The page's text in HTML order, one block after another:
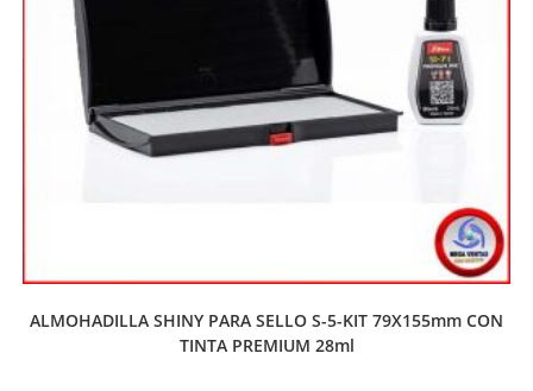
ALMOHADILLA SHINY PARA SELLO S-5-KIT 79X155mm CON
TINTA PREMIUM 28ml